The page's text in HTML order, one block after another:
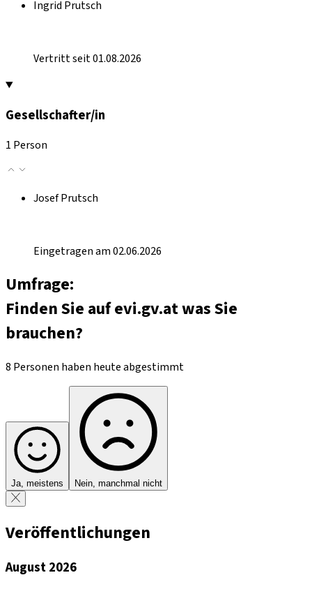
Ingrid Prutsch
Vertritt seit 01.08.2026
Gesellschafter/in
1 Person
Josef Prutsch
Eingetragen am 02.06.2026
Umfrage:
Finden Sie auf evi.gv.at was Sie
brauchen?
8 Personen haben heute abgestimmt
Ja, meistens Nein, manchmal nicht
Veröffentlichungen
August 2026